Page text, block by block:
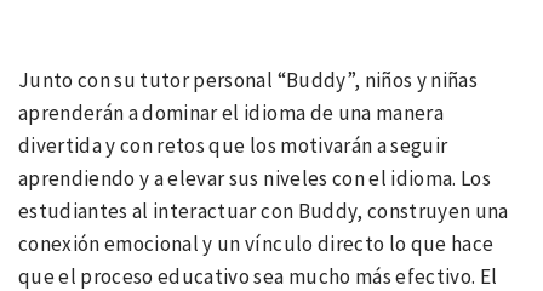
Junto con su tutor personal “Buddy”, niños y niñas
aprenderán a dominar el idioma de una manera
divertida y con retos que los motivarán a seguir
aprendiendo y a elevar sus niveles con el idioma. Los
estudiantes al interactuar con Buddy, construyen una
conexión emocional y un vínculo directo lo que hace
que el proceso educativo sea mucho más efectivo. El